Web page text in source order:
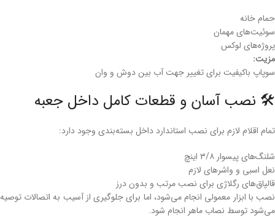
حمام خانه
سوئیت‌های مهمان
پروژه‌های لوکس
مزیت:
سوپاپ باکیفیت برای تغییر جهت آب بین دوش و وان
🛠 نصب آسان و قطعات کامل داخل جعبه
تمام اقلام لازم برای نصب استاندارد داخل بسته‌بندی وجود دارد:
شلنگ‌های پیسوار ۳/۸ اینچ
نعل اسبی و واشرهای لازم
قالپاق‌های رگلاژی برای نصب مرتب و بدون درز
نصب با ابزار معمولی انجام می‌شود، اما برای جلوگیری از آسیب به اتصالات توصیه
می‌شود توسط نصاب ماهر انجام شود.